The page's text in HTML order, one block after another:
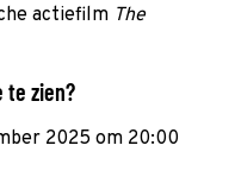
actiefilm The
te zien?
2025 om 20:00